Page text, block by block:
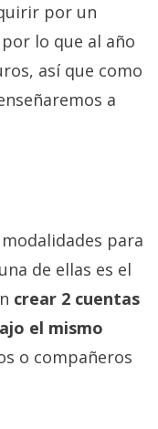
por un
lo que al año
así que como
a
para
de ellas es el
crear 2 cuentas
el mismo
o compañeros